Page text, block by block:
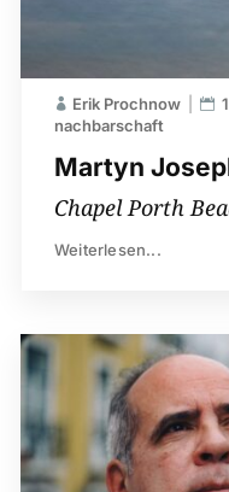
Martyn
Erik Prochnow
nachbarschaft
Chapel Porth
Weiterlesen...